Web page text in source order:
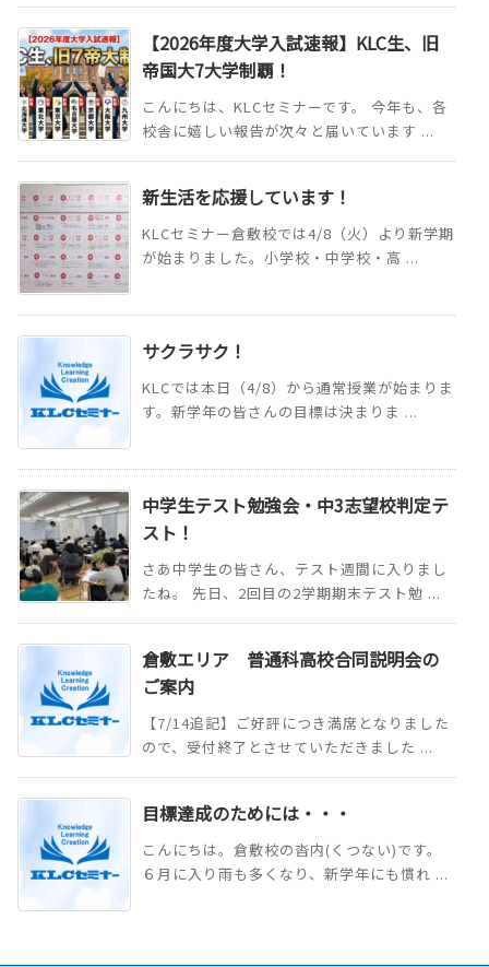
【2026年度大学入試速報】KLC生、旧
帝国大7大学制覇！
こんにちは、KLCセミナーです。 今年も、各
校舎に嬉しい報告が次々と届いています ...
新生活を応援しています！
KLCセミナー倉敷校では4/8（火）より新学期
が始まりました。小学校・中学校・高 ...
サクラサク！
KLCでは本日（4/8）から通常授業が始まりま
す。新学年の皆さんの目標は決まりま ...
中学生テスト勉強会・中3志望校判定テ
スト！
さあ中学生の皆さん、テスト週間に入りまし
たね。 先日、2回目の2学期期末テスト勉 ...
倉敷エリア 普通科高校合同説明会の
ご案内
【7/14追記】ご好評につき満席となりました
ので、受付終了とさせていただきました ...
目標達成のためには・・・
こんにちは。倉敷校の沓内(くつない)です。
６月に入り雨も多くなり、新学年にも慣れ ...